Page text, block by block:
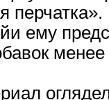
ему